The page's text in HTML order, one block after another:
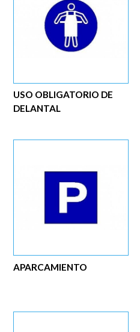
USO OBLIGATORIO DE
DELANTAL
APARCAMIENTO